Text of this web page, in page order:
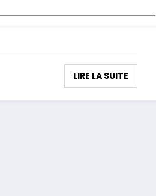
LIRE LA SUITE